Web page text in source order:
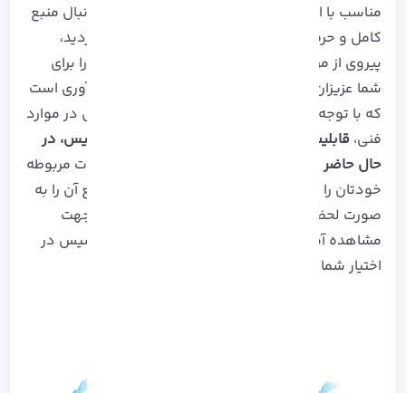
مناسب با این اهداف دسترسی نداشته اید و به دنبال منبع
کامل و حرفه ای برای این نوع از بکاپ گیری می گردید،
پیروی از مراحل و دستورات نوشته شده در ادامه را برای
شما عزیزان توصیه می کنیم. همچنین لازم به یادآوری است
که با توجه به احتمال بروز هرگونه ایرادات احتمالی در موارد
فنی،قابلیت ارتباط با تکنسین های تخصصی آذرسیس، در
حال حاضر برای شما فعال بوده
و می توانید سوالات مربوطه
خودتان را از طریق کامنت مطرح کرده و پاسخ جامع آن را به
صورت لحظه ای در اختیار داشته باشید. همچنین جهت
مشاهده آموزش های بیشتر نشانی
آذرسیس در
اختیار شما کاربران عزیز می باشد.